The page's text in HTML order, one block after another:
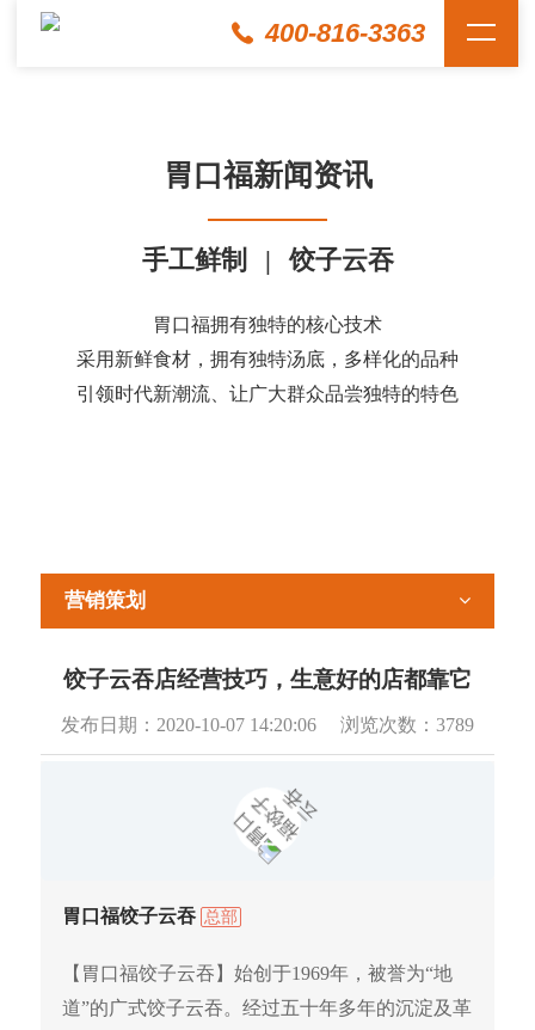
400-816-3363
胃口福新闻资讯
手工鲜制 | 饺子云吞
胃口福拥有独特的核心技术
采用新鲜食材，拥有独特汤底，多样化的品种
引领时代新潮流、让广大群众品尝独特的特色
营销策划
饺子云吞店经营技巧，生意好的店都靠它
发布日期： 2020-10-07 14:20:06 浏览次数： 3789
胃口福饺子云吞 总部
【胃口福饺子云吞】始创于1969年，被誉为“地
道”的广式饺子云吞。经过五十年多年的沉淀及革